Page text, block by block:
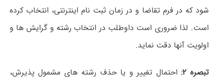
شود که در فرم تقاضا و در زمان ثبت نام اینترنتی، انتخاب کرده
است. لذا ضروری است داوطلب در انتخاب رشته و گرایش ها و
اولویت آنها دقت نماید.
تبصره ۲:
احتمال تغییر و یا حذف رشته های مشمول پذیرش،